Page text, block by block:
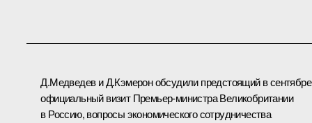
Д.Медведев и Д.Кэмерон обсудили предстоящий в сентябре
официальный визит Премьер-министра Великобритании
в Россию, вопросы экономического сотрудничества